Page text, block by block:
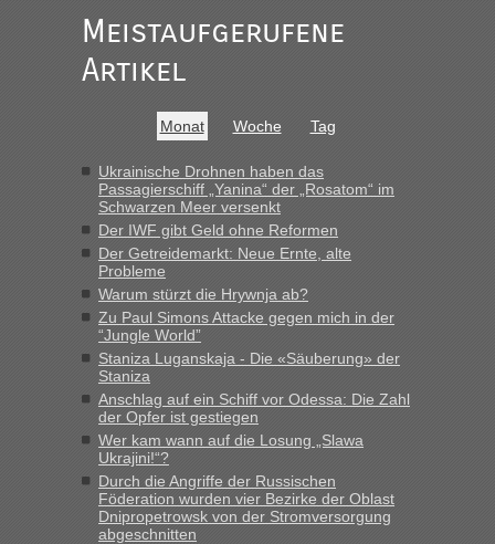
Berichte und Reisetipps • Re: Mit dem Zug in
„Man sollte aber explizit dazu schreiben, daß es ein Zug von
LeoExpress ist - und nur auf deren Webseite kann man die
Fahrkarten kaufen. Zumindest ist es die erste Umsteigefreie
Verbindung von Deutschland...“
Recht, Visa und Dokumente • Re: Deklaration
gebrauchter Kleidung beim Zoll
„Vielen Dank, mit einem Briefchen meiner Frau im Gepäck
gab es keine Probleme“
in Recht, Visa und Dokumente • Re: Seit Anfang
des Jahres haben die Zollbeamten Verstöße im Wert von
fast 11 Milliarden aufgedeckt
„Am besten wäre natürlich, wenn die Frau mit dabei ist.
Alleinreisende Männer stehen schließlich immer unter
Meistaufgerufene
Artikel
Monat Woche Tag
Ukrainische Drohnen haben das
Passagierschiff „Yanina“ der „Rosatom“ im
Schwarzen Meer versenkt
Der IWF gibt Geld ohne Reformen
Der Getreidemarkt: Neue Ernte, alte
Probleme
Warum stürzt die Hrywnja ab?
Zu Paul Simons Attacke gegen mich in der
“Jungle World”
Staniza Luganskaja - Die «Säuberung» der
Staniza
Anschlag auf ein Schiff vor Odessa: Die Zahl
der Opfer ist gestiegen
Wer kam wann auf die Losung „Slawa
Ukrajini!“?
Durch die Angriffe der Russischen
Föderation wurden vier Bezirke der Oblast
Dnipropetrowsk von der Stromversorgung
abgeschnitten